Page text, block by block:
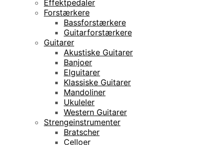
Effektpedaler
Forstærkere
Bassforstærkere
Guitarforstærkere
Guitarer
Akustiske Guitarer
Banjoer
Elguitarer
Klassiske Guitarer
Mandoliner
Ukuleler
Western Guitarer
Strengeinstrumenter
Bratscher
Celloer